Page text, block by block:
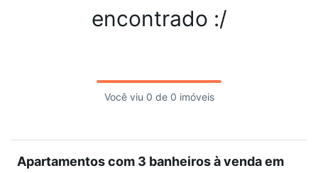
encontrado :/
Você viu 0 de 0 imóveis
Apartamentos com 3 banheiros à venda em